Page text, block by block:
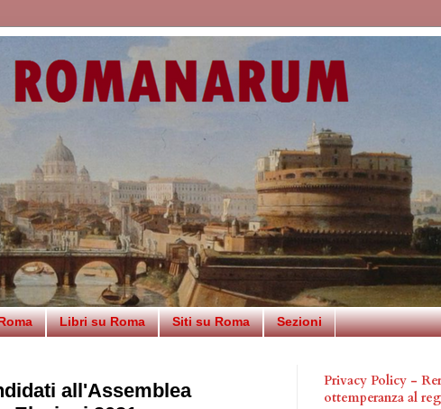
Libri su Roma Siti su Roma Sezioni
all'Assemblea
Privacy Policy -
ottemperanza al